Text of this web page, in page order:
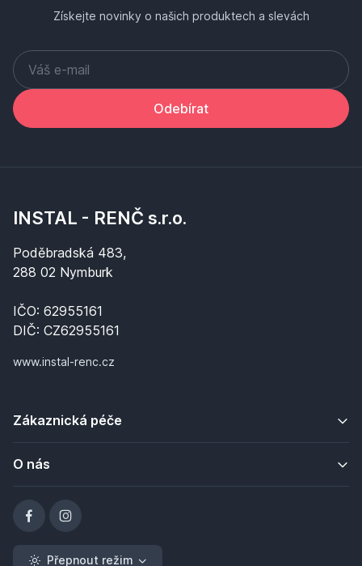
Získejte novinky o našich produktech a slevách
Odebírat
INSTAL - RENČ s.r.o.
Poděbradská 483,
288 02 Nymburk
IČO: 62955161
DIČ: CZ62955161
www.instal-renc.cz
Zákaznická péče
O nás
Přepnout režim